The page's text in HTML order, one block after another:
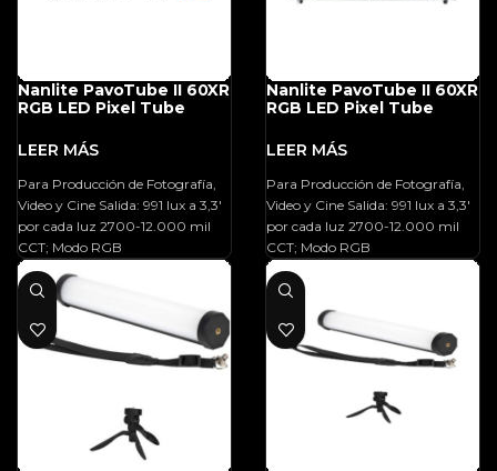
Nanlite PavoTube II 60XR
RGB LED Pixel Tube
Para Producción de Fotografía,
Video y Cine Salida: 991 lux a 3,3′
por cada luz 2700-12.000 mil
CCT; Modo RGB
Nanlite PavoTube II 60XR
RGB LED Pixel Tube
Para Producción de Fotografía,
Video y Cine Salida: 991 lux a 3,3′
por cada luz 2700-12.000 mil
CCT; Modo RGB